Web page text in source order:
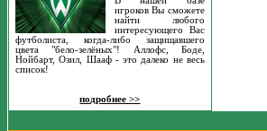
игроков Вы сможете
найти любого
интересующего Вас
футболиста, когда-либо защищавшего
цвета "бело-зелёных"! Аллофс, Боде,
Нойбарт, Озил, Шааф - это далеко не весь
список!
подробнее >>